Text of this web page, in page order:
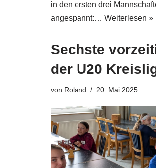
in den ersten drei
angespannt:… Weiterlesen »
Sechste
der U20
von Roland 20. Mai 2025